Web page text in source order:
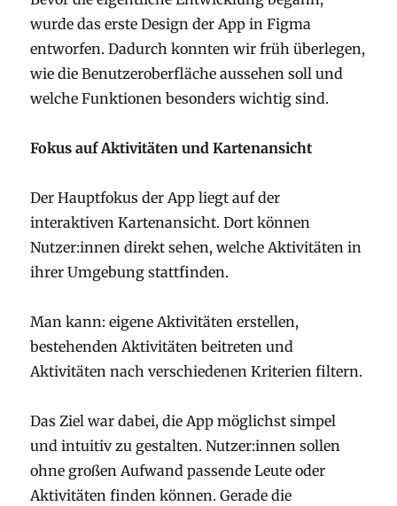
wurde das erste Design der App in Figma
entworfen. Dadurch konnten wir früh überlegen,
wie die Benutzeroberfläche aussehen soll und
welche Funktionen besonders wichtig sind.
Fokus auf Aktivitäten und Kartenansicht
Der Hauptfokus der App liegt auf der
interaktiven Kartenansicht. Dort können
Nutzer:innen direkt sehen, welche Aktivitäten in
ihrer Umgebung stattfinden.
Man kann: eigene Aktivitäten erstellen,
bestehenden Aktivitäten beitreten und
Aktivitäten nach verschiedenen Kriterien filtern.
Das Ziel war dabei, die App möglichst simpel
und intuitiv zu gestalten. Nutzer:innen sollen
ohne großen Aufwand passende Leute oder
Aktivitäten finden können. Gerade die